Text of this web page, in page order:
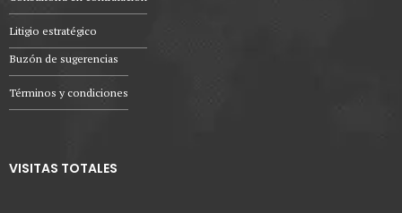
Litigio estratégico
Buzón de sugerencias
Términos y condiciones
VISITAS TOTALES